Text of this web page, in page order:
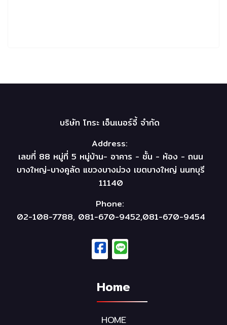
บริษัท โทระ เอ็นเนอร์จี้ จำกัด
Address:
เลขที่ 88 หมู่ที่ 5 หมู่บ้าน- อาคาร - ชั้น - ห้อง - ถนน
บางใหญ่-บางคูลัด แขวงบางม่วง เขตบางใหญ่ นนทบุรี
11140
Phone:
02-108-7788, 081-670-9452,081-670-9454
Home
HOME